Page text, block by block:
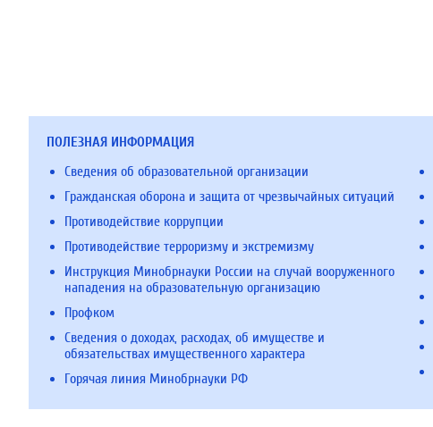
ПОЛЕЗНАЯ ИНФОРМАЦИЯ
Сведения об образовательной организации
Гражданская оборона и защита от чрезвычайных ситуаций
Противодействие коррупции
Противодействие терроризму и экстремизму
Инструкция Минобрнауки России на случай вооруженного
нападения на образовательную организацию
Профком
Сведения о доходах, расходах, об имуществе и
обязательствах имущественного характера
Горячая линия Минобрнауки РФ